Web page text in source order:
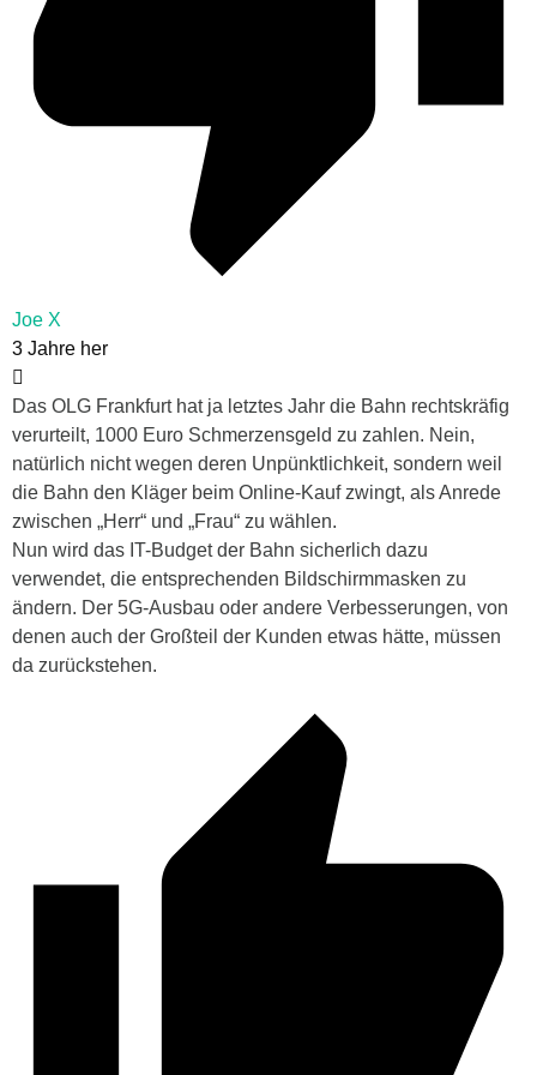
Joe X
3 Jahre her
Das OLG Frankfurt hat ja letztes Jahr die Bahn rechtskräfig
verurteilt, 1000 Euro Schmerzensgeld zu zahlen. Nein,
natürlich nicht wegen deren Unpünktlichkeit, sondern weil
die Bahn den Kläger beim Online-Kauf zwingt, als Anrede
zwischen „Herr“ und „Frau“ zu wählen.
Nun wird das IT-Budget der Bahn sicherlich dazu
verwendet, die entsprechenden Bildschirmmasken zu
ändern. Der 5G-Ausbau oder andere Verbesserungen, von
denen auch der Großteil der Kunden etwas hätte, müssen
da zurückstehen.